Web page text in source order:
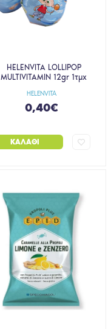
HELENVITA
HELENVITA LOLLIPOP
MULTIVITAMIN 12gr 1τμχ
0,40€
ΚΑΛΆΘΙ